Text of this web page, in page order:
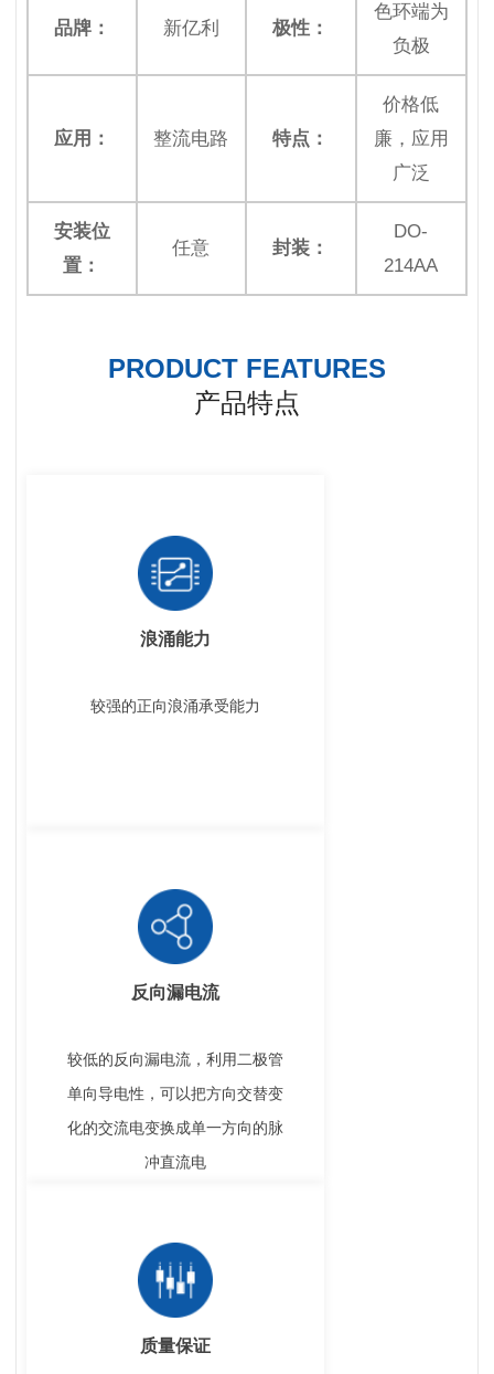
品牌： 新亿利 极性：
色环端为
负极
应用： 整流电路 特点：
价格低
廉，应用
广泛
安装位
置：
任意 封装：
DO-
214AA
PRODUCT FEATURES
产品特点
浪涌能力
较强的正向浪涌承受能力
反向漏电流
较低的反向漏电流，利用二极管
单向导电性，可以把方向交替变
化的交流电变换成单一方向的脉
冲直流电
质量保证